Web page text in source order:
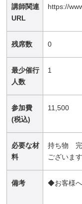
講師関連
URL
https://
残席数 0
最少催行
人数
1
参加費
(税込)
11,500
必要な材
料
持ち物 完
ございま
備考 ◆お客様